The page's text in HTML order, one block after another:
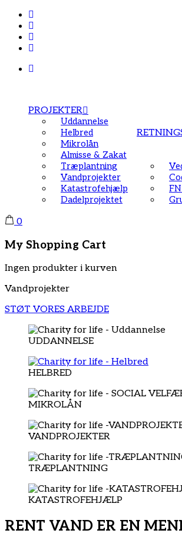
PROJEKTER
Uddannelse
Helbred
Mikrolån
Almisse & Zakat
Træplantning
Vandprojekter
Katastrofehjælp
Dadelprojektet
0
My Shopping Cart
Ingen produkter i kurven
Vandprojekter
STØT VORES ARBEJDE
UDDANNELSE
HELBRED
MIKROLÅN
VANDPROJEKTER
TRÆPLANTNING
KATASTROFEHJÆLP
RENT VAND ER EN